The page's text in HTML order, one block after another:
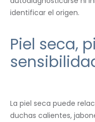
identificar el origen.
Piel seca,
La piel seca puede
duchas calientes,